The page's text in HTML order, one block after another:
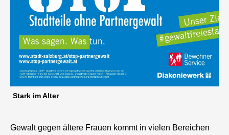
Stark im Alter
Gewalt gegen ältere Frauen kommt in vielen Bereichen